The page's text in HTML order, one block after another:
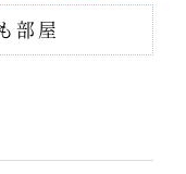
部屋